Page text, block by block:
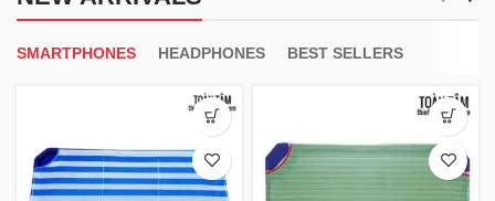
SMARTPHONES HEADPHONES BEST SELLERS